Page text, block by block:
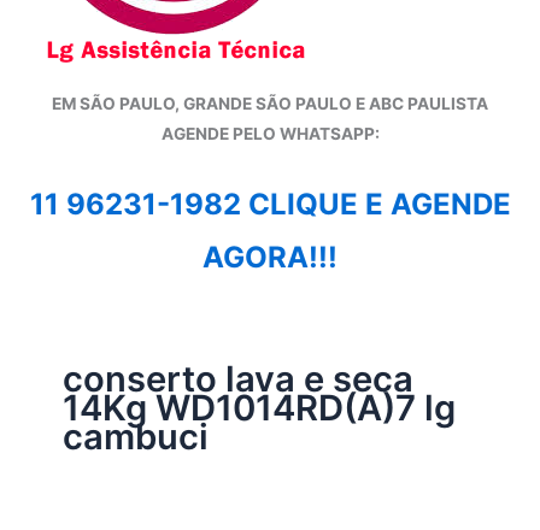
EM SÃO PAULO, GRANDE SÃO PAULO E ABC PAULISTA
AGENDE PELO WHATSAPP:
11 96231-1982 CLIQUE E AGENDE
AGORA!!!
conserto lava e seca
14Kg WD1014RD(A)7 lg
cambuci